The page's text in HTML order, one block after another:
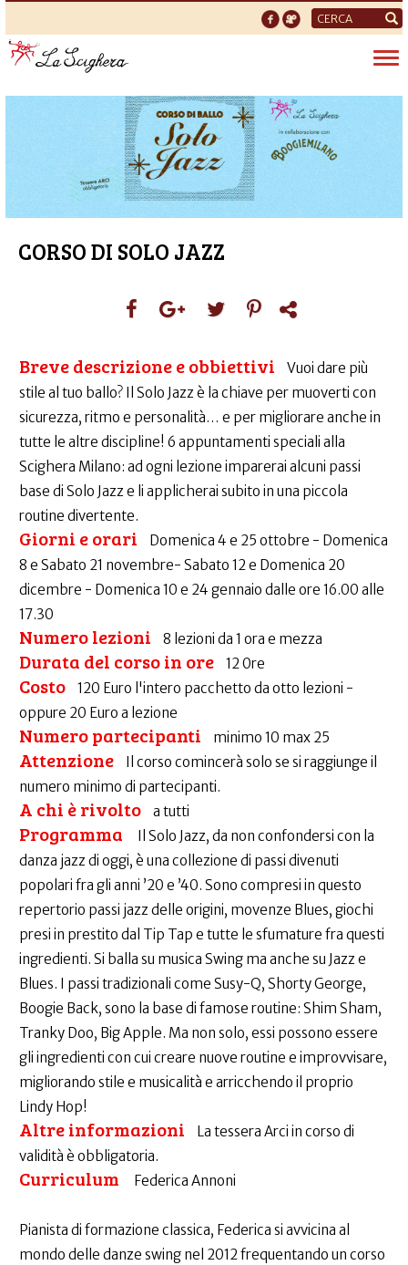
Form
di
ricerca
CORSO DI SOLO JAZZ
Breve descrizione e obbiettivi
Vuoi dare più
stile al tuo ballo? Il Solo Jazz è la chiave per muoverti con
sicurezza, ritmo e personalità… e per migliorare anche in
tutte le altre discipline! 6 appuntamenti speciali alla
Scighera Milano: ad ogni lezione imparerai alcuni passi
base di Solo Jazz e li applicherai subito in una piccola
routine divertente.
Giorni e orari
Domenica 4 e 25 ottobre - Domenica
8 e Sabato 21 novembre- Sabato 12 e Domenica 20
dicembre - Domenica 10 e 24 gennaio dalle ore 16.00 alle
17.30
Numero lezioni 8 lezioni da 1 ora e mezza
Durata del corso in ore 12 0re
Costo
120 Euro l'intero pacchetto da otto lezioni -
oppure 20 Euro a lezione
Numero partecipanti minimo 10 max 25
Attenzione
Il corso comincerà solo se si raggiunge il
numero minimo di partecipanti.
A chi è rivolto a tutti
Programma
Il Solo Jazz, da non confondersi con la
danza jazz di oggi, è una collezione di passi divenuti
popolari fra gli anni ’20 e ’40. Sono compresi in questo
repertorio passi jazz delle origini, movenze Blues, giochi
presi in prestito dal Tip Tap e tutte le sfumature fra questi
ingredienti. Si balla su musica Swing ma anche su Jazz e
Blues. I passi tradizionali come Susy-Q, Shorty George,
Boogie Back, sono la base di famose routine: Shim Sham,
Tranky Doo, Big Apple. Ma non solo, essi possono essere
gli ingredienti con cui creare nuove routine e improvvisare,
migliorando stile e musicalità e arricchendo il proprio
Lindy Hop!
Altre informazioni
La tessera Arci in corso di
validità è obbligatoria.
Curriculum Federica Annoni
Pianista di formazione classica, Federica si avvicina al
mondo delle danze swing nel 2012 frequentando un corso